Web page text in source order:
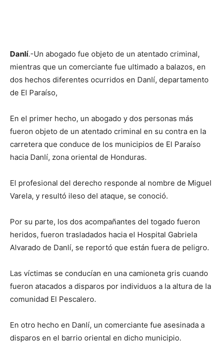
Danlí.-Un abogado fue objeto de un atentado criminal,
mientras que un comerciante fue ultimado a balazos, en
dos hechos diferentes ocurridos en Danlí, departamento
de El Paraíso,
En el primer hecho, un abogado y dos personas más
fueron objeto de un atentado criminal en su contra en la
carretera que conduce de los municipios de El Paraíso
hacia Danlí, zona oriental de Honduras.
El profesional del derecho responde al nombre de Miguel
Varela, y resultó ileso del ataque, se conoció.
Por su parte, los dos acompañantes del togado fueron
heridos, fueron trasladados hacia el Hospital Gabriela
Alvarado de Danlí, se reportó que están fuera de peligro.
Las víctimas se conducían en una camioneta gris cuando
fueron atacados a disparos por individuos a la altura de la
comunidad El Pescalero.
En otro hecho en Danlí, un comerciante fue asesinada a
disparos en el barrio oriental en dicho municipio.